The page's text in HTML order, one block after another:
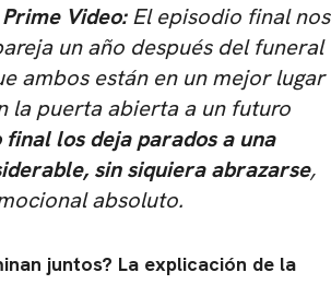
Video:El episodio final nos
un año después del funeral
ambos están en un mejor lugar
la puerta abierta a un futuro
los deja parados a una
sin siquiera abrazarse,
absoluto.
juntos? La explicación de la
CARREGANDO PUBLICIDADE